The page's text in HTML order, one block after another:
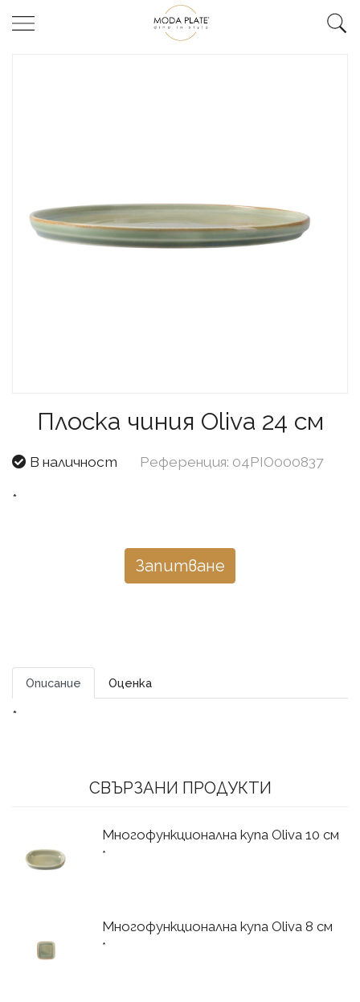
Плоска чиния Oliva 24 см
В наличност Референция: 04PIO000837
*
Запитване
Описание Оценка
*
СВЪРЗАНИ ПРОДУКТИ
Многофункционална купа Oliva 10 cм
*
Многофункционална купа Oliva 8 cм
*